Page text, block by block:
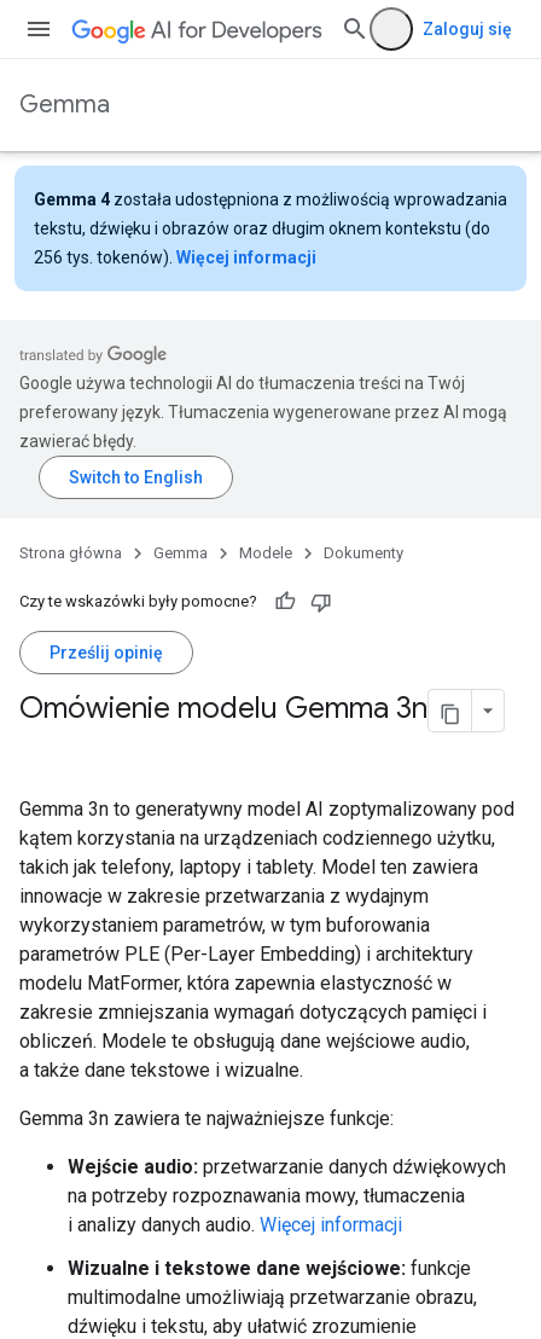
Zaloguj się
Gemma
Gemma 4 została udostępniona z możliwością wprowadzania
tekstu, dźwięku i obrazów oraz długim oknem kontekstu (do
256 tys. tokenów). Więcej informacji
Google używa technologii AI do tłumaczenia treści na Twój
preferowany język. Tłumaczenia wygenerowane przez AI mogą
zawierać błędy.
Strona główna Gemma Modele Dokumenty
Czy te wskazówki były pomocne?
Prześlij opinię
Omówienie modelu Gemma 3n
Gemma 3n to generatywny model AI zoptymalizowany pod
kątem korzystania na urządzeniach codziennego użytku,
takich jak telefony, laptopy i tablety. Model ten zawiera
innowacje w zakresie przetwarzania z wydajnym
wykorzystaniem parametrów, w tym buforowania
parametrów PLE (Per-Layer Embedding) i architektury
modelu MatFormer, która zapewnia elastyczność w
zakresie zmniejszania wymagań dotyczących pamięci i
obliczeń. Modele te obsługują dane wejściowe audio,
a także dane tekstowe i wizualne.
Gemma 3n zawiera te najważniejsze funkcje:
Wejście audio: przetwarzanie danych dźwiękowych
na potrzeby rozpoznawania mowy, tłumaczenia
i analizy danych audio. Więcej informacji
Wizualne i tekstowe dane wejściowe: funkcje
multimodalne umożliwiają przetwarzanie obrazu,
dźwięku i tekstu, aby ułatwić zrozumienie